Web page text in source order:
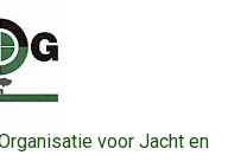
voor Jacht en